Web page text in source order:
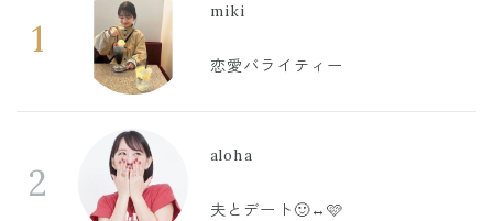
1
miki
恋愛バライティー
2
aloha
夫とデート🙂‍↔️🩷